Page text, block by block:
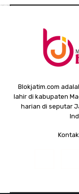
Blokjatim.com
lahir di kabupaten
harian di seputar